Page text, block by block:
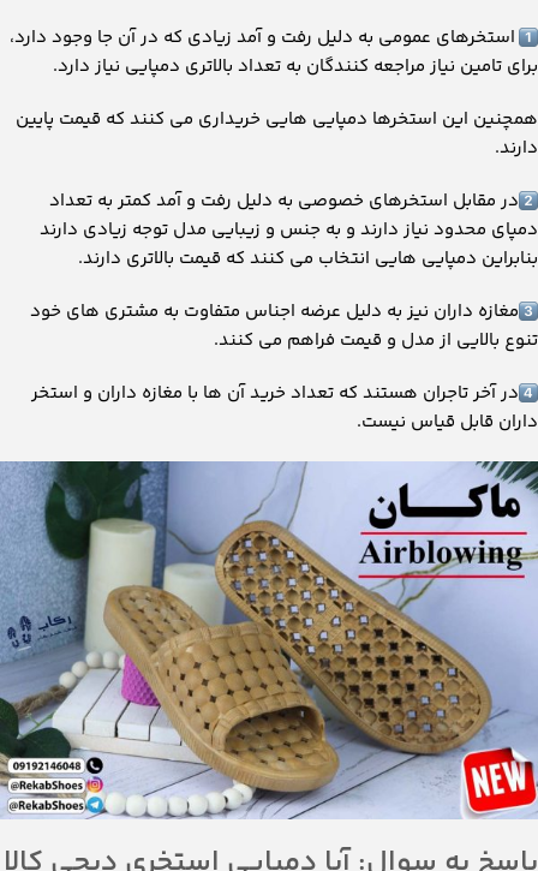
استخرهای عمومی به دلیل رفت و آمد زیادی که در آن جا وجود دارد،
برای تامین نیاز مراجعه کنندگان به تعداد بالاتری دمپایی نیاز دارد.
همچنین این استخرها دمپایی هایی خریداری می کنند که قیمت پایین
دارند.
در مقابل استخرهای خصوصی به دلیل رفت و آمد کمتر به تعداد
دمپای محدود نیاز دارند و به جنس و زیبایی مدل توجه زیادی دارند
بنابراین دمپایی هایی انتخاب می کنند که قیمت بالاتری دارند.
مغازه داران نیز به دلیل عرضه اجناس متفاوت به مشتری های خود
تنوع بالایی از مدل و قیمت فراهم می کنند.
در آخر تاجران هستند که تعداد خرید آن ها با مغازه داران و استخر
داران قابل قیاس نیست.